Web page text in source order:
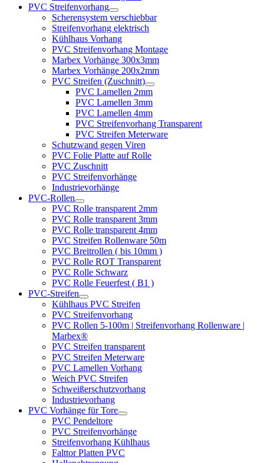
PVC Streifenvorhang
Scherensystem verschiebbar
Streifenvorhang elektrisch
Kühlhaus Vorhang
PVC Streifenvorhang Montage
Marbex Vorhänge 300x3mm
Marbex Vorhänge 200x2mm
PVC Streifen (Zuschnitt)
PVC Lamellen 2mm
PVC Lamellen 3mm
PVC Lamellen 4mm
PVC Streifenvorhang Transparent
PVC Streifen Meterware
Schutzwand gegen Viren
PVC Folie Platte auf Rolle
PVC Zuschnitt
PVC Streifenvorhänge
Industrievorhänge
PVC-Rollen
PVC Rolle transparent 2mm
PVC Rolle transparent 3mm
PVC Rolle transparent 4mm
PVC Streifen Rollenware 50m
PVC Breitrollen ( bis 10mm )
PVC Rolle ROT Transparent
PVC Rolle Schwarz
PVC Rolle Feuerfest ( B1 )
PVC-Streifen
Kühlhaus PVC Streifen
PVC Streifenvorhang
PVC Rollen 5-100m | Streifenvorhang Rollenware |
Marbex®
PVC Streifen transparent
PVC Streifen Meterware
PVC Lamellen Vorhang
Weich PVC Streifen
Schweißerschutzvorhang
Industrievorhang
PVC Vorhänge für Tore
PVC Pendeltore
PVC Streifenvorhänge
Streifenvorhang Kühlhaus
Falttor Platten PVC